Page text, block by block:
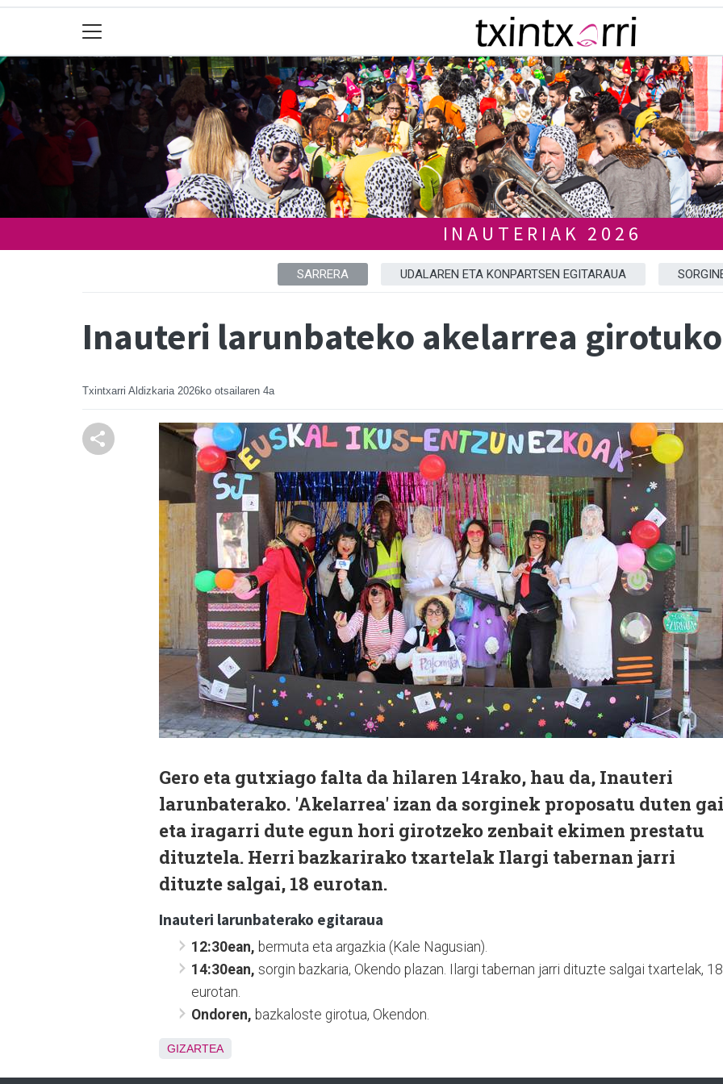
INAUTERIAK 2026
SARRERA UDALAREN ETA KONPARTSEN EGITARAUA
Inauteri larunbateko akelarrea
Txintxarri Aldizkaria 2026ko otsailaren 4a
Gero eta gutxiago falta da hilaren 14rako, hau da, Inauteri
larunbaterako. 'Akelarrea' izan da sorginek proposatu duten
eta iragarri dute egun hori girotzeko zenbait ekimen prestatu
dituztela. Herri bazkarirako txartelak Ilargi tabernan jarri
dituzte salgai, 18 eurotan.
Inauteri larunbaterako egitaraua
12:30ean, bermuta eta argazkia (Kale Nagusian).
14:30ean, sorgin bazkaria, Okendo plazan. Ilargi tabernan jarri dituzte salgai txartelak, 18
eurotan.
Ondoren, bazkaloste girotua, Okendon.
GIZARTEA